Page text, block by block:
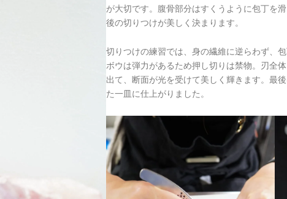
が大切です。腹骨部分はすくうように包丁を
後の切りつけが美しく決まります。
切りつけの練習では、身の繊維に逆らわず、
ボウは弾力があるため押し切りは禁物。刃全
出て、断面が光を受けて美しく輝きます。最
た一皿に仕上がりました。